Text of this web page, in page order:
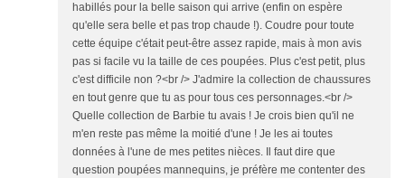
habillés pour la belle saison qui arrive (enfin on espère
qu'elle sera belle et pas trop chaude !). Coudre pour toute
cette équipe c'était peut-être assez rapide, mais à mon avis
pas si facile vu la taille de ces poupées. Plus c'est petit, plus
c'est difficile non ?<br /> J'admire la collection de chaussures
en tout genre que tu as pour tous ces personnages.<br />
Quelle collection de Barbie tu avais ! Je crois bien qu'il ne
m'en reste pas même la moitié d'une ! Je les ai toutes
données à l'une de mes petites nièces. Il faut dire que
question poupées mannequins, je préfère me contenter des